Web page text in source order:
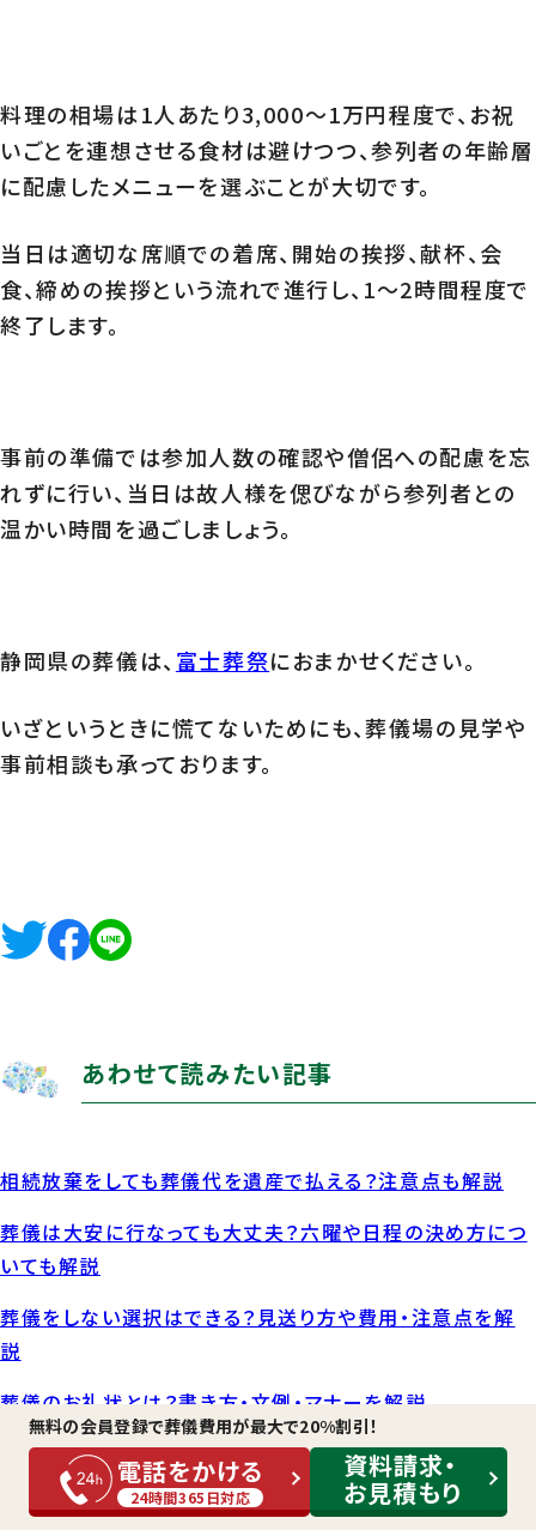
料理の相場は1人あたり3,000～1万円程度で、お祝
いごとを連想させる食材は避けつつ、参列者の年齢層
に配慮したメニューを選ぶことが大切です。
当日は適切な席順での着席、開始の挨拶、献杯、会
食、締めの挨拶という流れで進行し、1～2時間程度で
終了します。
事前の準備では参加人数の確認や僧侶への配慮を忘
れずに行い、当日は故人様を偲びながら参列者との
温かい時間を過ごしましょう。
静岡県の葬儀は、 富士葬祭におまかせください。
いざというときに慌てないためにも、葬儀場の見学や
事前相談も承っております。
あわせて読みたい記事
相続放棄をしても葬儀代を遺産で払える？注意点も解説
葬儀は大安に行なっても大丈夫？六曜や日程の決め方につ
いても解説
葬儀をしない選択はできる？見送り方や費用・注意点を解
説
葬儀のお礼状とは？書き方・文例・マナーを解説
人気記事
無料の会員登録で葬儀費用が最大で20%割引！
電話をかける
24時間365日対応
資料請求・
お見積もり